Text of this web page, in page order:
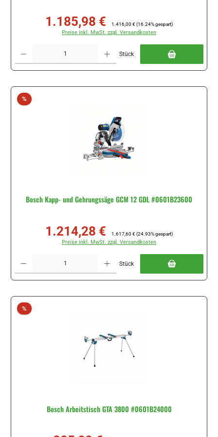
Verkaufspreis:
1.185,98 € 1.416,00 € (16.24% gespart)
Preise inkl. MwSt. zzgl. Versandkosten
Stück
%Rabatt
Bosch Kapp- und Gehrungssäge GCM 12 GDL #0601B23600
Verkaufspreis:
1.214,28 € 1.617,60 € (24.93% gespart)
Preise inkl. MwSt. zzgl. Versandkosten
Stück
%Rabatt
Bosch Arbeitstisch GTA 3800 #0601B24000